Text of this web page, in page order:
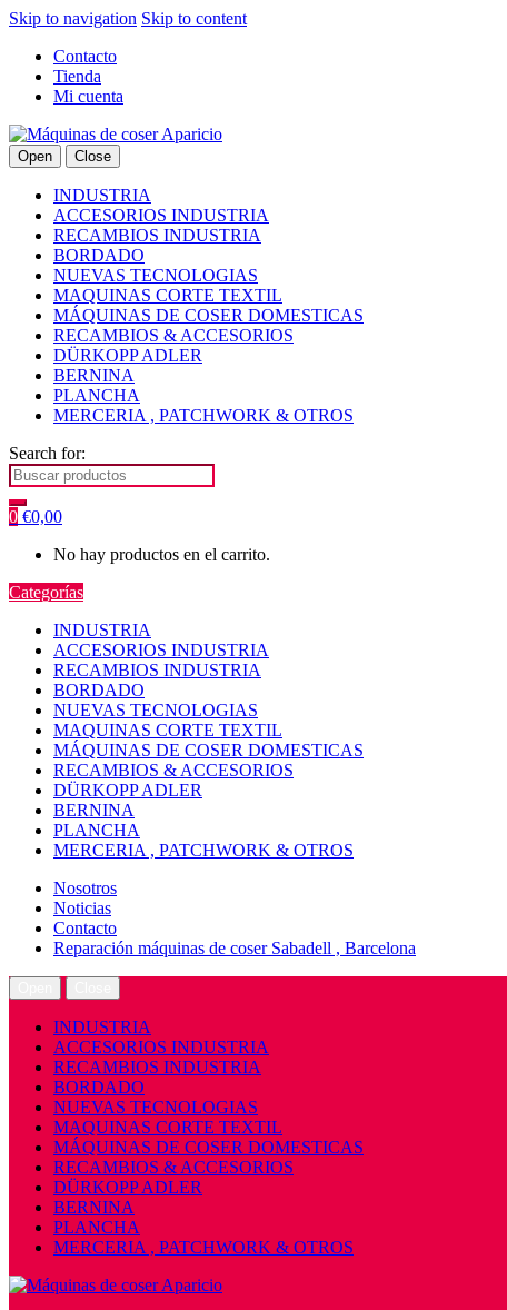
Skip to navigation Skip to content
Contacto
Tienda
Mi cuenta
Open Close
INDUSTRIA
ACCESORIOS INDUSTRIA
RECAMBIOS INDUSTRIA
BORDADO
NUEVAS TECNOLOGIAS
MAQUINAS CORTE TEXTIL
MÁQUINAS DE COSER DOMESTICAS
RECAMBIOS & ACCESORIOS
DÜRKOPP ADLER
BERNINA
PLANCHA
MERCERIA , PATCHWORK & OTROS
Search for:
0 €0,00
No hay productos en el carrito.
Categorías
INDUSTRIA
ACCESORIOS INDUSTRIA
RECAMBIOS INDUSTRIA
BORDADO
NUEVAS TECNOLOGIAS
MAQUINAS CORTE TEXTIL
MÁQUINAS DE COSER DOMESTICAS
RECAMBIOS & ACCESORIOS
DÜRKOPP ADLER
BERNINA
PLANCHA
MERCERIA , PATCHWORK & OTROS
Nosotros
Noticias
Contacto
Reparación máquinas de coser Sabadell , Barcelona
INDUSTRIA
ACCESORIOS INDUSTRIA
RECAMBIOS INDUSTRIA
BORDADO
NUEVAS TECNOLOGIAS
MAQUINAS CORTE TEXTIL
MÁQUINAS DE COSER DOMESTICAS
RECAMBIOS & ACCESORIOS
DÜRKOPP ADLER
BERNINA
PLANCHA
MERCERIA , PATCHWORK & OTROS